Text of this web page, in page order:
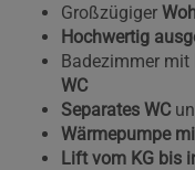
Großzügiger
Hochwertig
Badezimmer mit
WC
Separates WC
Wärmepumpe
Lift vom KG bis